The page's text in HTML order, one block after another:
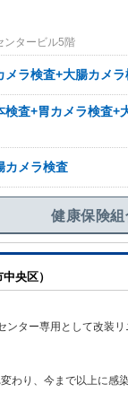
ンタービル5階
メラ検査+大腸カメ
検査+胃カメラ検査+
カメラ検査
健康保険
央区）
ター専用として改装リ
わり、今まで以上に感